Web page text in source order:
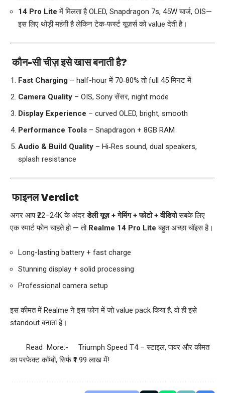
14 Pro Lite में मिलता है OLED, Snapdragon 7s, 45W चार्ज, OIS—
इस लिए थोड़ी महंगी है लेकिन टेक‑फर्स्ट यूज़र्स को value देती है।
कौन-सी चीज़ इसे खास बनाती है?
Fast Charging – half-hour में 70‑80% तो full 45 मिनट में
Camera Quality – OIS, Sony सेंसर, night mode
Display Experience – curved OLED, bright, smooth
Performance Tools – Snapdragon + 8GB RAM
Audio & Build Quality – Hi‑Res sound, dual speakers,
splash resistance
फाइनल Verdict
अगर आप ₹22–24K के अंदरडेली यूज़ + गेमिंग + फोटो + वीडियोसबके लिए
एक स्मार्ट फोन चाहते हो — तो Realme 14 Pro Lite बहुत अच्छा चॉइस है।
Long-lasting battery + fast charge
Stunning display + solid processing
Professional camera setup
इस कीमत में Realme ने इस फोन में जो value pack किया है, वो ही इसे
standout बनाता है।
Read More:- Triumph Speed T4 – स्टाइल, पावर और कीमत
का परफेक्ट कॉम्बो, सिर्फ ₹1.99 लाख में!